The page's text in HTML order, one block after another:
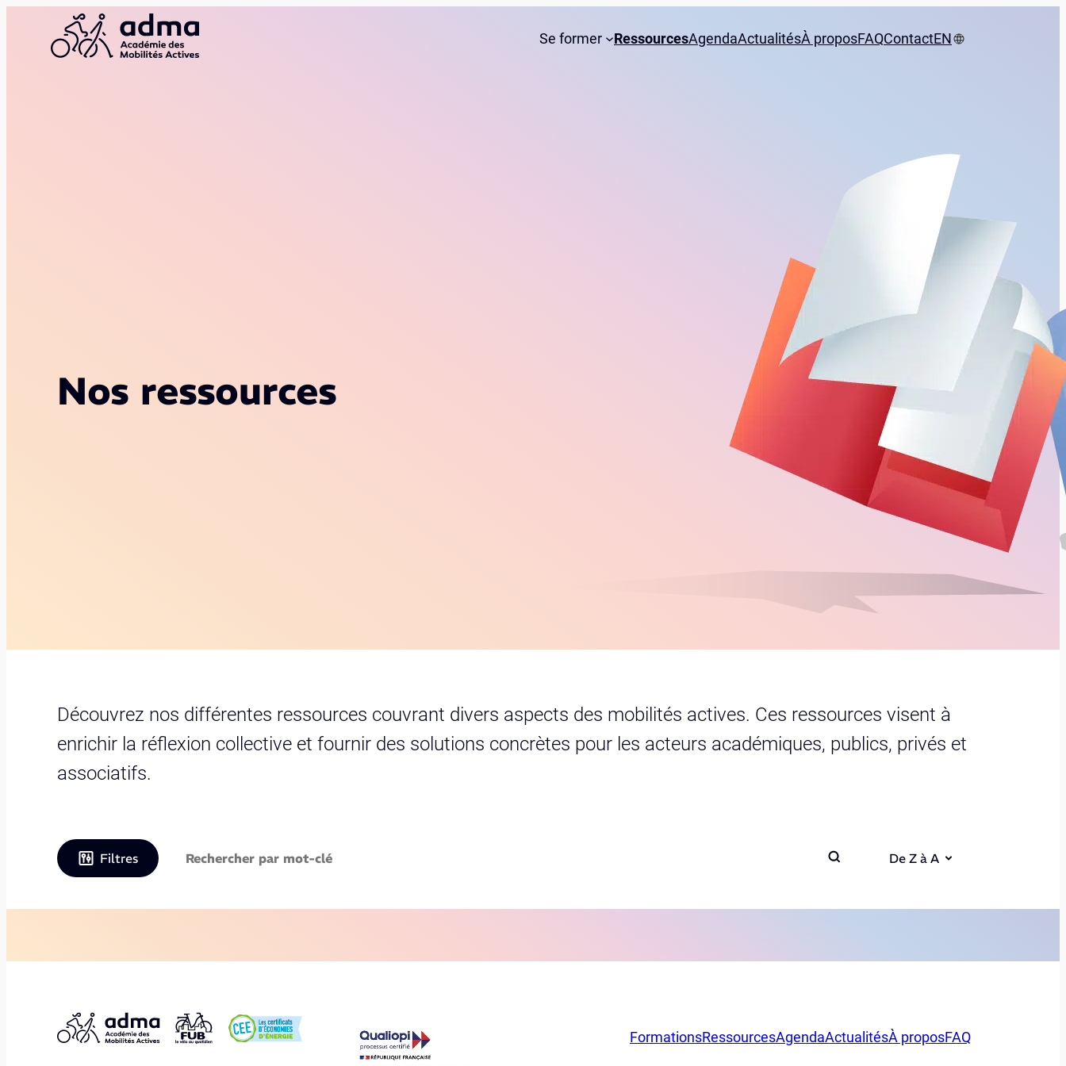
Se former RessourcesAgendaActualitésÀ proposFAQContactEN
Nos ressources
Découvrez nos différentes ressources couvrant divers aspects des mobilités actives. Ces ressources visent à
enrichir la réflexion collective et fournir des solutions concrètes pour les acteurs académiques, publics, privés et
associatifs.
Filtres De Z à A
FormationsRessourcesAgendaActualitésÀ proposFAQ